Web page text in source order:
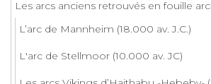
Les arcs anciens retrouvés en fouille
L’arc de Mannheim (18.000 av. J.C.)
L'arc de Stellmoor (10.000 av. JC)